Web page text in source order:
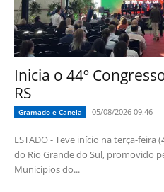
Inicia o 44º
RS
Gramado e Canela 05/08/2026 09:46
ESTADO - Teve início na terça-feira
do Rio Grande do Sul, promovido
Municípios do...